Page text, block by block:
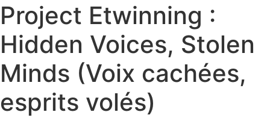
Project Etwinning :
Hidden Voices, Stolen
Minds (Voix cachées,
esprits volés)